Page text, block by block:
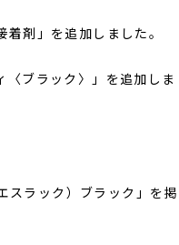
剤」を追加しました。
ブラック〉」を追加しま
ラック）ブラック」を掲